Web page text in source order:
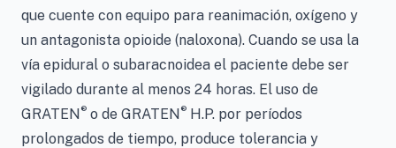
que cuente con equipo para reanimación, oxígeno y
un antagonista opioide (naloxona). Cuando se usa la
vía epidural o subaracnoidea el paciente debe ser
vigilado durante al menos 24 horas. El uso de
GRATEN® o de GRATEN® H.P. por períodos
prolongados de tiempo, produce tolerancia y